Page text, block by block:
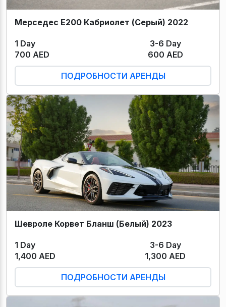
Мерседес Е200 Кабриолет (Серый) 2022
1 Day
3-6 Day
700 AED
600 AED
ПОДРОБНОСТИ АРЕНДЫ
Шевроле Корвет Бланш (Белый) 2023
1 Day
3-6 Day
1,400 AED
1,300 AED
ПОДРОБНОСТИ АРЕНДЫ